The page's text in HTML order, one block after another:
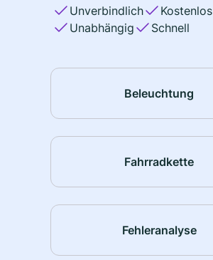
Unverbindlich
Kostenlos
Unabhängig
Schnell
Beleuchtung
Fahrradkette
Fehleranalyse